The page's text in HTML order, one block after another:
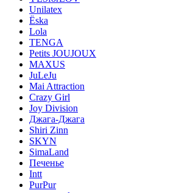
Unilatex
Ёska
Lola
TENGA
Petits JOUJOUX
MAXUS
JuLeJu
Mai Attraction
Crazy Girl
Joy Division
Джага-Джага
Shiri Zinn
SKYN
SimaLand
Печенье
Intt
PurPur